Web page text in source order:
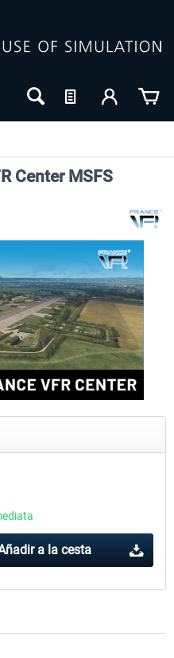
Aerosoft Airport Cologne/
Center MSFS
a la cesta